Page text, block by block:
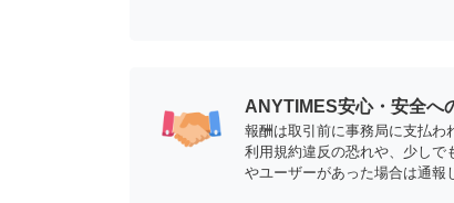
ANYTIMES安心・安全へ
報酬は取引前に事務局に支払わ
利用規約違反の恐れや、少しで
やユーザーがあった場合は通報